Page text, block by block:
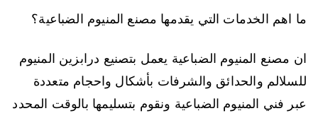
ما اهم الخدمات التي يقدمها مصنع المنيوم الضباعية؟
ان مصنع المنيوم الضباعية يعمل بتصنيع درابزين المنيوم
للسلالم والحدائق والشرفات بأشكال واحجام متعددة
عبر فني المنيوم الضباعية ونقوم بتسليمها بالوقت المحدد